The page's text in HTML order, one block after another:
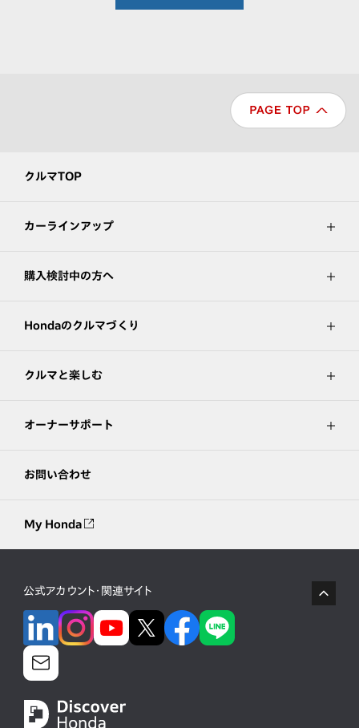
クルマTOP
カーラインアップ
購入検討中の方へ
Hondaのクルマづくり
クルマと楽しむ
オーナーサポート
お問い合わせ
My Honda
公式アカウント・関連サイト